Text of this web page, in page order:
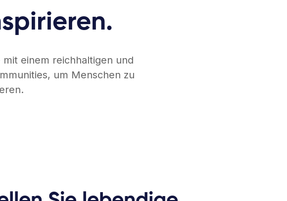
einem reichhaltigen und
um Menschen zu